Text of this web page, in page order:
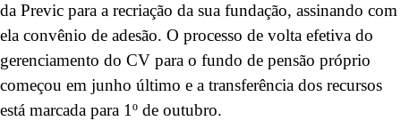
da Previc para a recriação da sua fundação, assinando com
ela convênio de adesão. O processo de volta efetiva do
gerenciamento do CV para o fundo de pensão próprio
começou em junho último e a transferência dos recursos
está marcada para 1º de outubro.